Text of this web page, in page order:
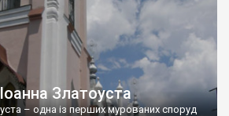
Златоуста
– одна із перших мурованих споруд